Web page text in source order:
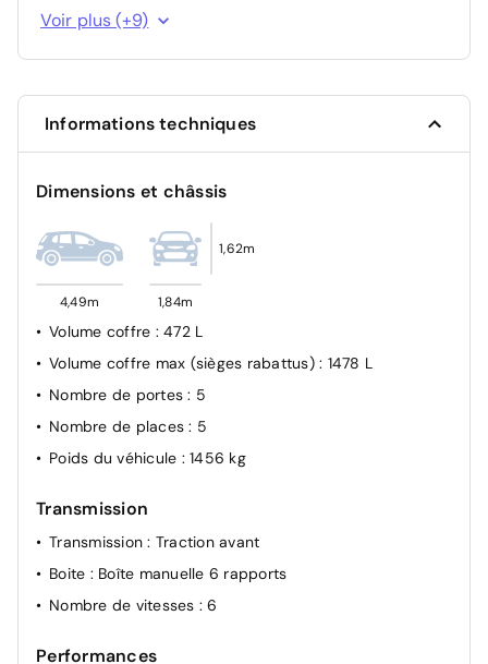
Détection de la pression des pneus
Allumage automatique des feux et des essuie-glaces
Airbag frontal conducteur et passager
Système de fixation ISOFIX
Condamnation des portes électriques
Voir plus (+9)
Informations techniques
Dimensions et châssis
4,49m 1,84m
1,62m
Volume coffre : 472 L
Volume coffre max (sièges rabattus) : 1478 L
Nombre de portes: 5
Nombre de places: 5
Poids du véhicule : 1456 kg
Transmission
Transmission: Traction avant
Boite : Boîte manuelle 6 rapports
Nombre de vitesses : 6
Performances